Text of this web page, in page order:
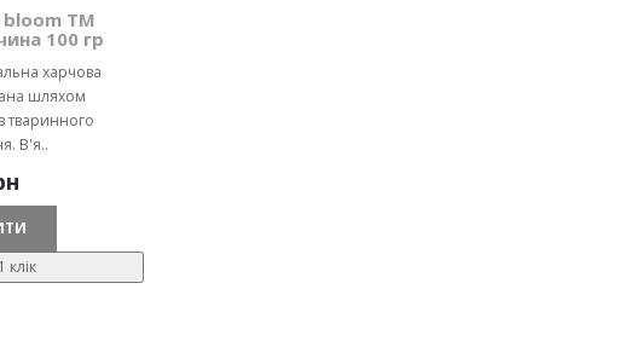
bloom ТМ
100 гр
харчова
шляхом
тваринного
В'я..
клік